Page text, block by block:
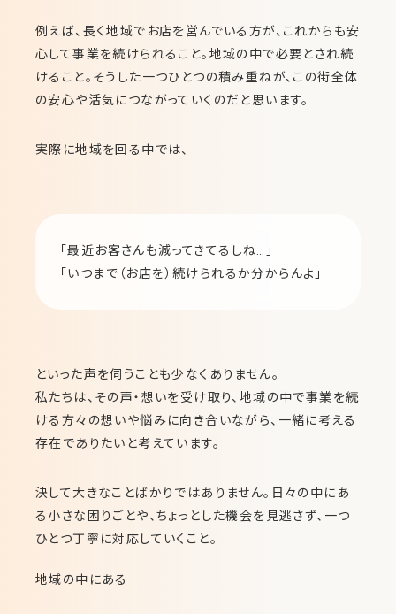
例えば、長く地域でお店を営んでいる方が、これからも安
心して事業を続けられること。地域の中で必要とされ続
けること。そうした一つひとつの積み重ねが、この街全体
の安心や活気につながっていくのだと思います。
実際に地域を回る中では、
「最近お客さんも減ってきてるしね…」
「いつまで（お店を）続けられるか分からんよ」
といった声を伺うことも少なくありません。
私たちは、その声・想いを受け取り、地域の中で事業を続
ける方々の想いや悩みに向き合いながら、一緒に考える
存在でありたいと考えています。
決して大きなことばかりではありません。日々の中にあ
る小さな困りごとや、ちょっとした機会を見逃さず、一つ
ひとつ丁寧に対応していくこと。
地域の中にある